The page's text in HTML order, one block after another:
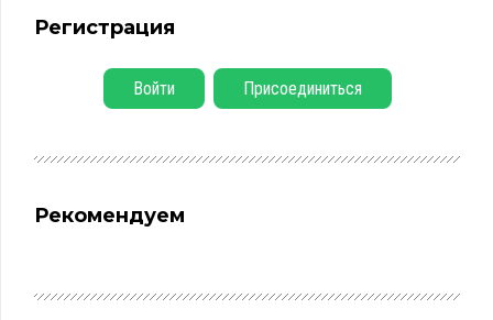
Регистрация
Войти Присоединиться
Рекомендуем